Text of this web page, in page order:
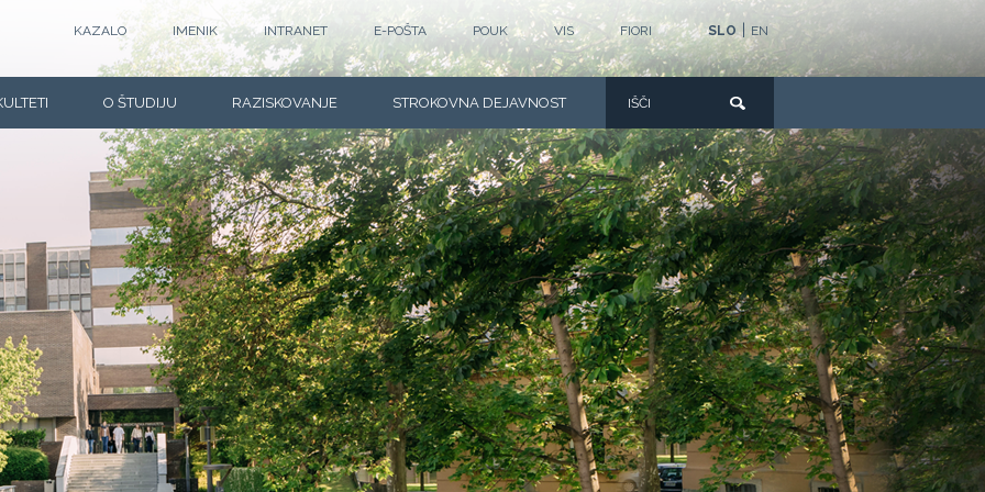
SLO EN
KAZALO IMENIK INTRANET E-POŠTA POUK VIS FIORI
O ŠTUDIJU RAZISKOVANJE STROKOVNA DEJAVNOST